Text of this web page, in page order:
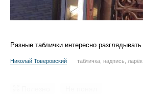
Разные таблички интересно разглядывать
Николай Товеровский табличка, надпись, ларёк